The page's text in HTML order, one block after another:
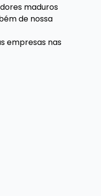
maduros
de nossa
empresas nas